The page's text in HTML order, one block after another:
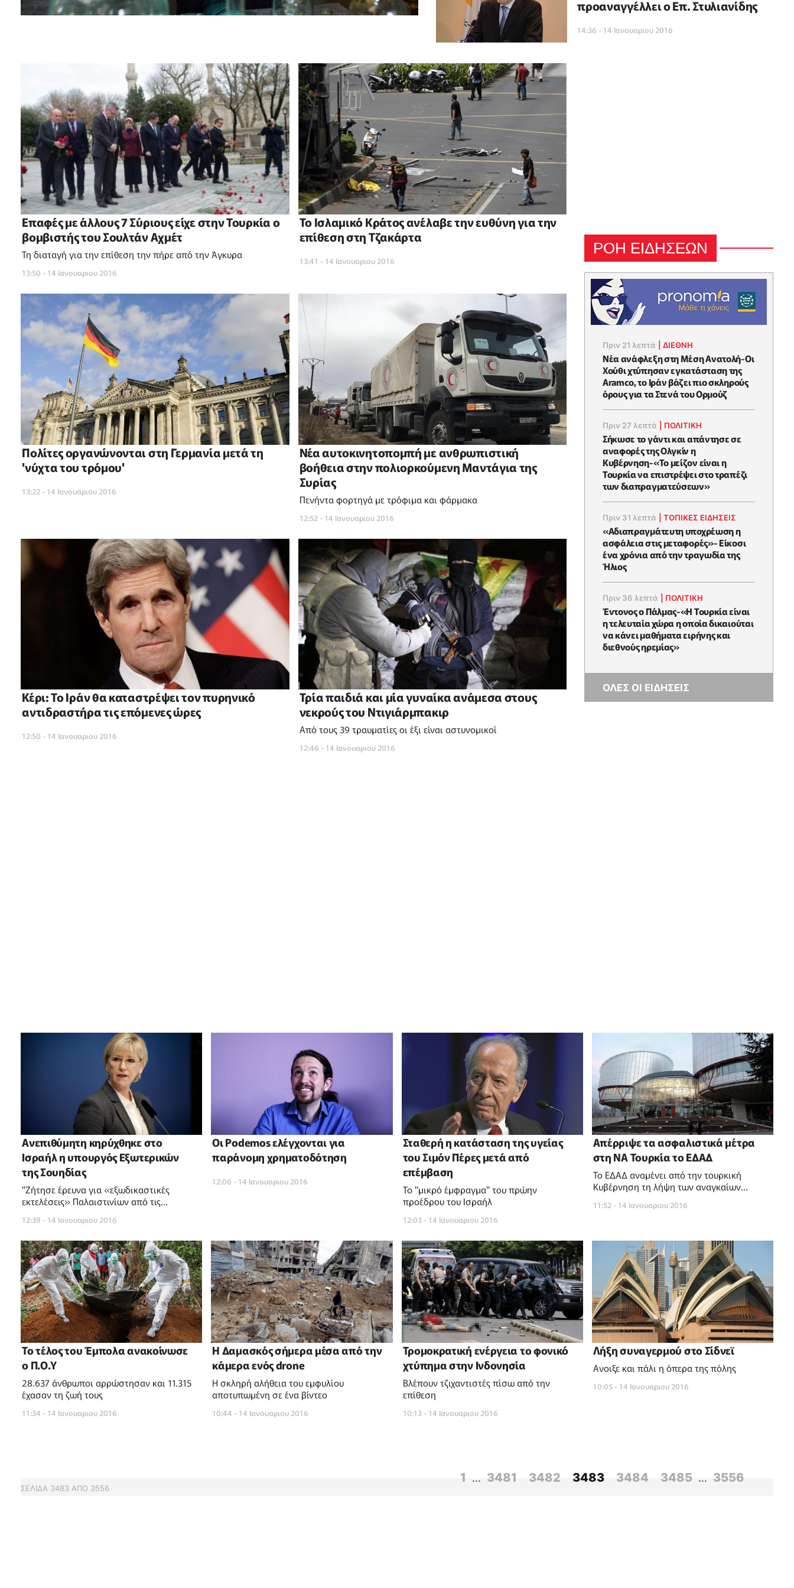
προαναγγέλλει ο Επ. Στυλιανίδης
14:36 - 14 Ιανουαριου 2016
Επαφές με άλλους 7 Σύριους είχε στην Τουρκία ο
βομβιστής του Σουλτάν Αχμέτ
Τη διαταγή για την επίθεση την πήρε από την Άγκυρα
13:50 - 14 Ιανουαριου 2016
Το Ισλαμικό Κράτος ανέλαβε την ευθύνη για την
επίθεση στη Τζακάρτα
13:41 - 14 Ιανουαριου 2016
Πολίτες οργανώνονται στη Γερμανία μετά τη
'νύχτα του τρόμου'
13:22 - 14 Ιανουαριου 2016
Νέα αυτοκινητοπομπή με ανθρωπιστική
βοήθεια στην πολιορκούμενη Μαντάγια της
Συρίας
Πενήντα φορτηγά με τρόφιμα και φάρμακα
12:52 - 14 Ιανουαριου 2016
Κέρι: Το Ιράν θα καταστρέψει τον πυρηνικό
αντιδραστήρα τις επόμενες ώρες
12:50 - 14 Ιανουαριου 2016
Τρία παιδιά και μία γυναίκα ανάμεσα στους
νεκρούς του Ντιγιάρμπακιρ
Από τους 39 τραυματίες οι έξι είναι αστυνομικοί
12:46 - 14 Ιανουαριου 2016
ΡΟΗ ΕΙΔΗΣΕΩΝ
Πριν 21 λεπτά ΔΙΕΘΝΗ
Νέα ανάφλεξη στη Μέση Ανατολή-Οι
Χούθι χτύπησαν εγκατάσταση της
Aramco, το Ιράν βάζει πιο σκληρούς
όρους για τα Στενά του Ορμούζ
Πριν 27 λεπτά ΠΟΛΙΤΙΚΗ
Σήκωσε το γάντι και απάντησε σε
αναφορές της Ολγκίν η
Κυβέρνηση-«Το μείζον είναι η
Τουρκία να επιστρέψει στο τραπέζι
των διαπραγματεύσεων»
Πριν 31 λεπτά ΤΟΠΙΚΕΣ ΕΙΔΗΣΕΙΣ
«Αδιαπραγμάτευτη υποχρέωση η
ασφάλεια στις μεταφορές»- Είκοσι
ένα χρόνια από την τραγωδία της
Ήλιος
Πριν 36 λεπτά ΠΟΛΙΤΙΚΗ
Έντονος ο Πάλμας-«Η Τουρκία είναι
η τελευταία χώρα η οποία δικαιούται
να κάνει μαθήματα ειρήνης και
διεθνούς ηρεμίας»
ΟΛΕΣ ΟΙ ΕΙΔΗΣΕΙΣ
Ανεπιθύμητη κηρύχθηκε στο
Ισραήλ η υπουργός Εξωτερικών
της Σουηδίας
"Ζήτησε έρευνα για «εξωδικαστικές
εκτελέσεις» Παλαιστινίων από τις
12:39 - 14 Ιανουαριου 2016
Oι Podemos ελέγχονται για
παράνομη χρηματοδότηση
12:06 - 14 Ιανουαριου 2016
Σταθερή η κατάσταση της υγείας
του Σιμόν Πέρες μετά από
επέμβαση
Το "μικρό έμφραγμα" του πρώην
προέδρου του Ισραήλ
12:03 - 14 Ιανουαριου 2016
Απέρριψε τα ασφαλιστικά μέτρα
στη ΝΑ Τουρκία το ΕΔΑΔ
Το ΕΔΑΔ αναμένει από την τουρκική
Κυβέρνηση τη λήψη των αναγκαίων
11:52 - 14 Ιανουαριου 2016
To τέλος του Έμπολα ανακοίνωσε
ο Π.Ο.Υ
28.637 άνθρωποι αρρώστησαν και 11.315
έχασαν τη ζωή τους
11:34 - 14 Ιανουαριου 2016
Η Δαμασκός σήμερα μέσα από την
κάμερα ενός drone
Η σκληρή αλήθεια του εμφυλίου
αποτυπωμένη σε ένα βίντεο
10:44 - 14 Ιανουαριου 2016
Τρομοκρατική ενέργεια το φονικό
χτύπημα στην Ινδονησία
Βλέπουν τζιχαντιστές πίσω από την
επίθεση
10:13 - 14 Ιανουαριου 2016
Λήξη συναγερμού στο Σίδνεϊ
Ανοιξε και πάλι η όπερα της πόλης
10:05 - 14 Ιανουαριου 2016
ΣΕΛΙΔΑ 3483 ΑΠΟ 3556
1 3481 3482 3483 3484 3485 3556